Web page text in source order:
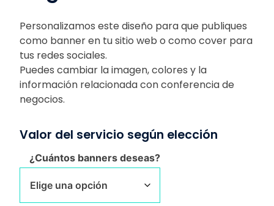
Personalizamos este diseño para que publiques
como banner en tu sitio web o como cover para
tus redes sociales.
Puedes cambiar la imagen, colores y la
información relacionada con conferencia de
negocios.
Valor del servicio según elección
¿Cuántos banners deseas?